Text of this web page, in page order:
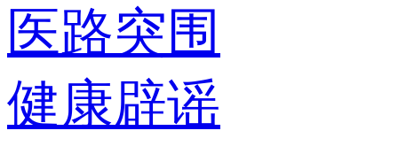
医路突围
健康辟谣